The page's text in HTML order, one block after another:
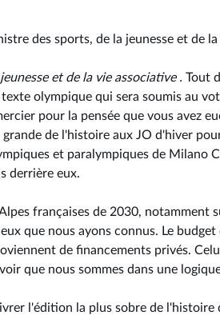
des sports, de la jeunesse et de
et de la vie associative . Tout
olympique qui sera soumis au
pour la pensée que vous avez
de l'histoire aux JO d'hiver
et paralympiques de Milano
derrière eux.
françaises de 2030, notamment
que nous ayons connus. Le
de financements privés.
que nous sommes dans une
l'édition la plus sobre de l'histoire